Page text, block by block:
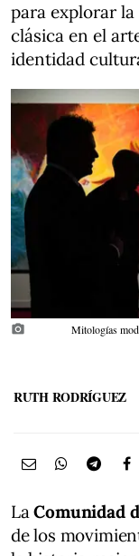
para explorar
clásica en el
identidad
photo_camera
Mitologías
RUTH RODRÍGUEZ
LaComunidad
de los